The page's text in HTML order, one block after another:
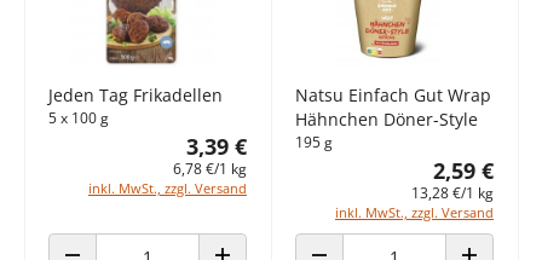
Jeden Tag Frikadellen
5 x 100 g
3,39 €
6,78 €/1 kg
inkl. MwSt., zzgl. Versand
Natsu Einfach Gut Wrap
Hähnchen Döner-Style
195 g
2,59 €
13,28 €/1 kg
inkl. MwSt., zzgl. Versand